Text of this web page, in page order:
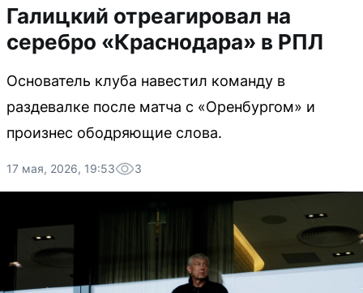
Галицкий отреагировал на
серебро «Краснодара» в РПЛ
Основатель клуба навестил команду в
раздевалке после матча с «Оренбургом» и
произнес ободряющие слова.
17 мая, 2026, 19:53 3